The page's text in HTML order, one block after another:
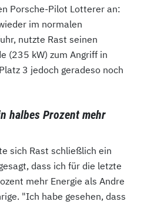
Porsche-Pilot Lotterer an:
im normalen
nutzte Rast seinen
(235 kW) zum Angriff in
3 jedoch geradeso noch
halbes Prozent mehr
sich Rast schließlich ein
dass ich für die letzte
mehr Energie als Andre
"Ich habe gesehen, dass